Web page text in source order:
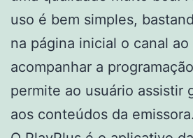
uso é bem simples,
na página inicial o canal
acompanhar a
permite ao usuário assistir
aos conteúdos da emissora.